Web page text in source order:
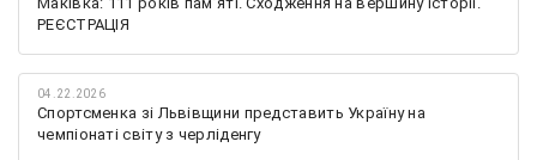
РЕЄСТРАЦІЯ
04.22.2026
Спортсменка зі Львівщини представить Україну на
чемпіонаті світу з черліденгу